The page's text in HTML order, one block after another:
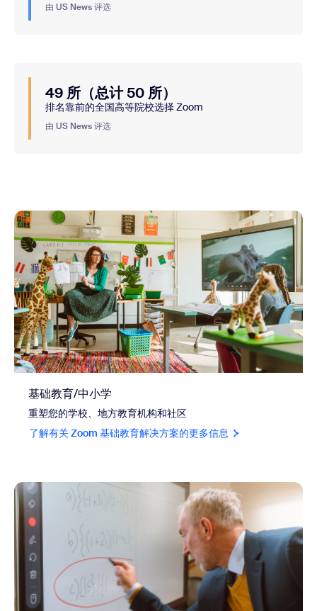
由 US News 评选
49 所（总计 50 所）
排名靠前的全国高等院校选择 Zoom
由 US News 评选
基础教育/中小学
重塑您的学校、地方教育机构和社区
了解有关 Zoom 基础教育解决方案的更多信息